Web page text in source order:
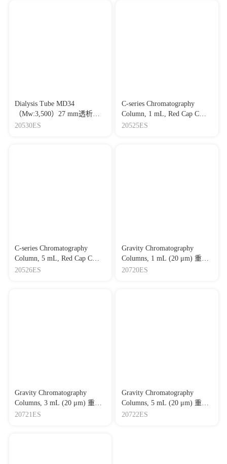
Dialysis Tube MD34
（Mw:3,500）27 mm透析袋
（截留分子量:3.5 kDa）
20530ES
C-series Chromatography
Column, 1 mL, Red Cap C型
空柱，1 mL，红色盖（连接
20525ES
C-series Chromatography
Column, 5 mL, Red Cap C型
空柱，5 mL，红色盖（连接
20526ES
Gravity Chromatography
Columns, 1 mL (20 μm) 重力
层析空柱，1 mL（20 μm）
20720ES
Gravity Chromatography
Columns, 3 mL (20 μm) 重力
层析空柱，3 mL（20 μm）
20721ES
Gravity Chromatography
Columns, 5 mL (20 μm) 重力
层析空柱，5 mL（20 μm）
20722ES